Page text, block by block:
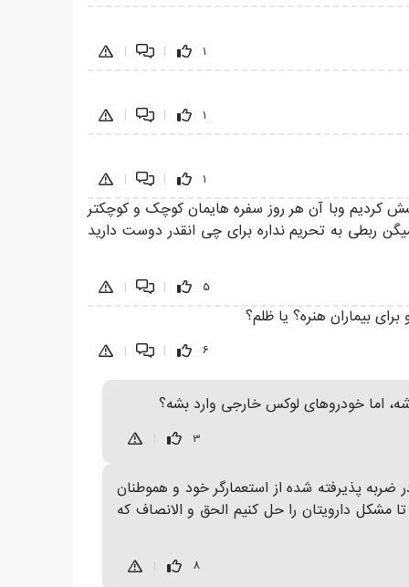
1
|
|
1
|
|
1
|
|
وبا آن هر روز سفره هایمان کوچک و کوچکتر
ربطی به تحریم نداره برای چی انقدر دوست دارید
5
|
|
بیماران هنره؟ یا ظلم؟
6
|
|
اما خودروهای لوکس خارجی وارد بشه؟
3
پذیرفته شده از استعمارگر خود و هموطنان
بپذیرید تا مشکل دارویتان را حل کنیم الحق و الانصاف که
8